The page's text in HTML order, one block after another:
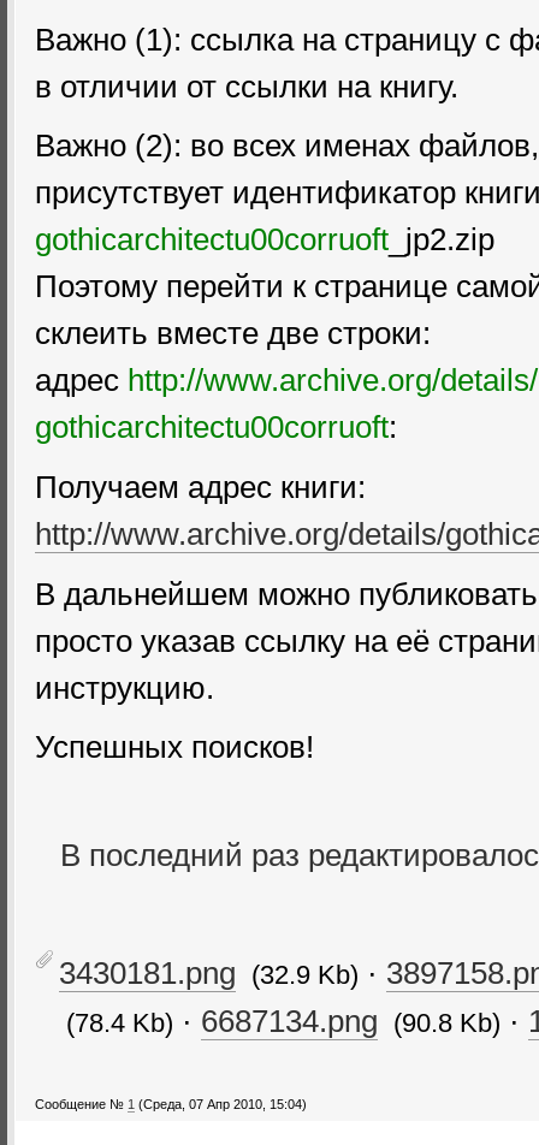
Важно (1): ссылка на страницу с
в отличии от ссылки на книгу.
Важно (2): во всех именах файлов,
присутствует идентификатор
gothicarchitectu00corruoft _jp2.zip
Поэтому перейти к странице
склеить вместе две строки:
адрес http://www.archive.org/details/
gothicarchitectu00corruoft:
Получаем адрес книги:
http://www.archive.org/details/
В дальнейшем можно публиковать
просто указав ссылку на её
инструкцию.
Успешных поисков!
В последний раз
3430181.png (32.9 Kb) ·
(78.4 Kb) · 6687134.png (90.8 Kb) ·
Сообщение № 1 (Среда, 07 Апр 2010, 15:04)